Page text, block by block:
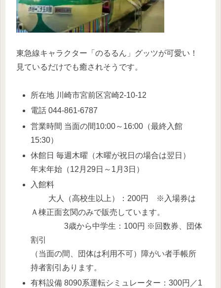
東急線キャラクター「のるるん」グッツが可愛い！
見ているだけでも癒されそうです。
所在地 川崎市宮前区宮崎2-10-12
電話 044-861-6787
営業時間 当面の間10:00～16:00（最終入館
15:30）
休館日 毎週木曜（木曜が祝日の場合は翌日）
年末年始（12月29日～1月3日）
入館料
大人（高校生以上）：200円 ※入場券は
Ａ棟正面玄関のみで販売しています。
3歳から中学生：100円 ※回数券、団体
割引
（当面の間、団体は利用不可）障がい者手帳所
持者割引あります。
有料設備 8090系運転シミュレーター：300円／1